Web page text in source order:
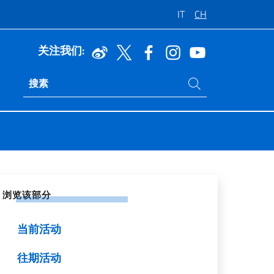
IT CH
关注我们:
Ricerca sito live
在网站中搜索
浏览该部分
当前活动
往期活动